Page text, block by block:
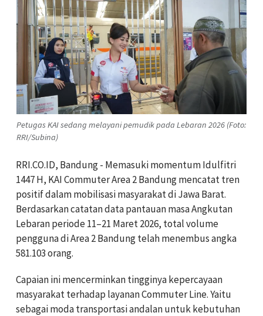
Petugas KAI sedang melayani pemudik pada Lebaran 2026 (Foto:
RRI/Subina)
RRI.CO.ID, Bandung - Memasuki momentum Idulfitri
1447 H, KAI Commuter Area 2 Bandung mencatat tren
positif dalam mobilisasi masyarakat di Jawa Barat.
Berdasarkan catatan data pantauan masa Angkutan
Lebaran periode 11–21 Maret 2026, total volume
pengguna di Area 2 Bandung telah menembus angka
581.103 orang.
Capaian ini mencerminkan tingginya kepercayaan
masyarakat terhadap layanan Commuter Line. Yaitu
sebagai moda transportasi andalan untuk kebutuhan